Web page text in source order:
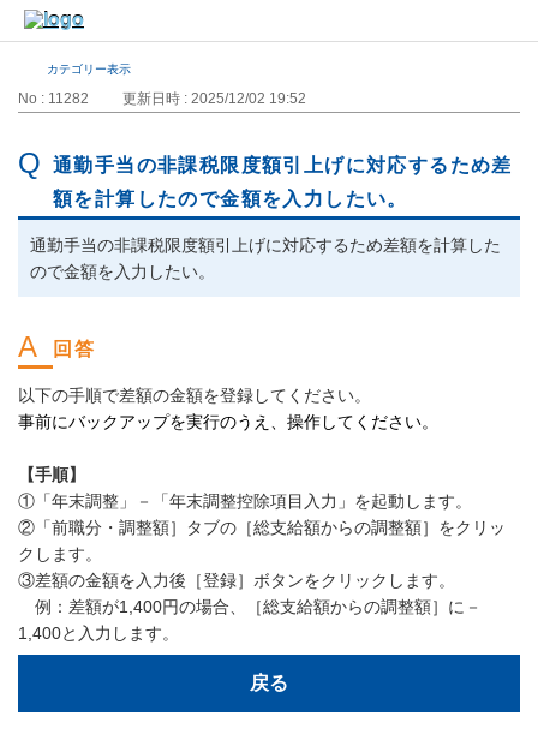
カテゴリー表示
No : 11282 更新日時 : 2025/12/02 19:52
通勤手当の非課税限度額引上げに対応するため差
額を計算したので金額を入力したい。
通勤手当の非課税限度額引上げに対応するため差額を計算した
ので金額を入力したい。
以下の手順で差額の金額を登録してください。
事前にバックアップを実行のうえ、操作してください。
【手順】
①「年末調整」－「年末調整控除項目入力」を起動します。
②「前職分・調整額］タブの［総支給額からの調整額］をクリッ
クします。
③差額の金額を入力後［登録］ボタンをクリックします。
例：差額が1,400円の場合、［総支給額からの調整額］に－
1,400と入力します。
戻る